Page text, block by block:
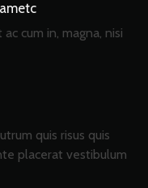
cum in, magna, nisi
quis risus quis
placerat vestibulum